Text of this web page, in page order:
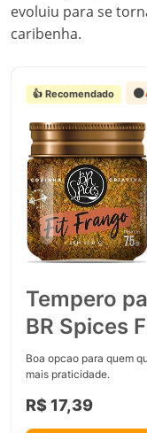
evoluiu para se
caribenha.
👍 Recomendado 🟠
Tempero
BR Spices
Boa opcao para quem
mais praticidade.
R$ 17,39